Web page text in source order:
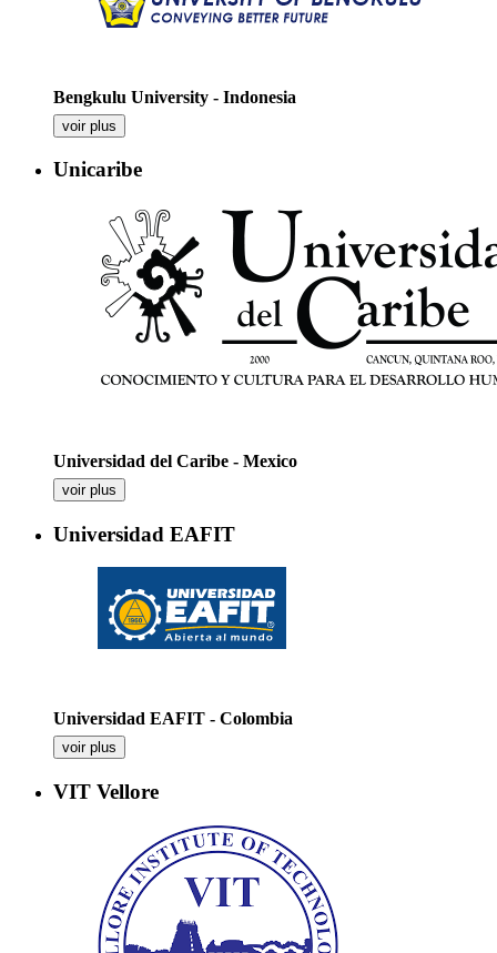
Bengkulu University - Indonesia
voir plus
Unicaribe
Universidad del Caribe - Mexico
voir plus
Universidad EAFIT
Universidad EAFIT - Colombia
voir plus
VIT Vellore